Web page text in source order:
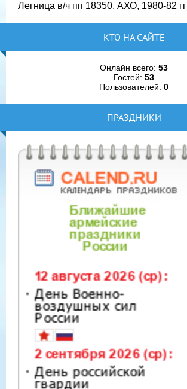
Легница в/ч пп 18350, АХО, 1980-82 гг
КТО НА САЙТЕ
Онлайн всего: 53
Гостей: 53
Пользователей: 0
ПРАЗДНИКИ